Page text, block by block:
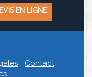
EN LIGNE
Contact